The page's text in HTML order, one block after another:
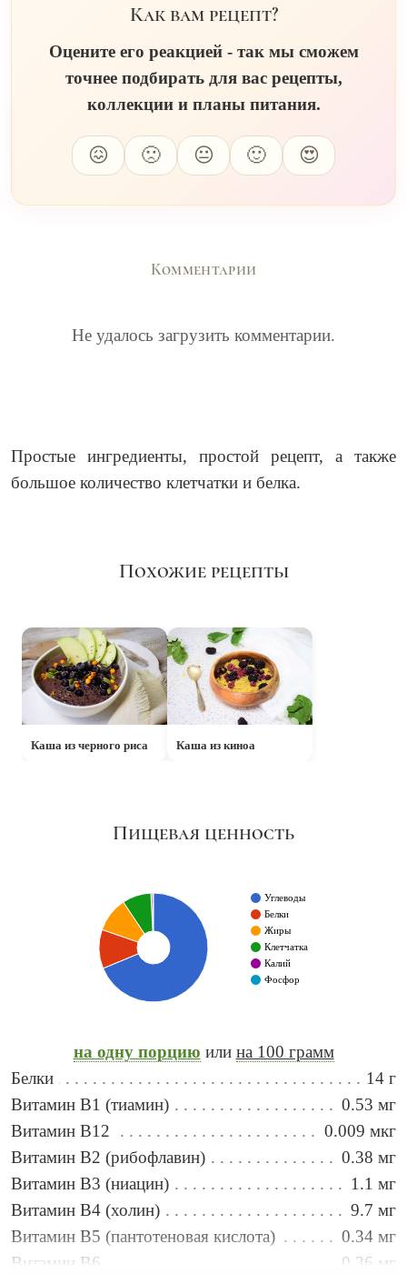
Как вам рецепт?
Оцените его реакцией - так мы сможем
точнее подбирать для вас рецепты,
коллекции и планы питания.
😖 🙁 😐 🙂 😍
Комментарии
Не удалось загрузить комментарии.
Простые ингредиенты, простой рецепт, а также
большое количество клетчатки и белка.
Похожие рецепты
Каша из черного риса Каша из киноа
Пищевая ценность
Углеводы
Белки
Жиры
Клетчатка
Калий
Фосфор
на одну порцию или на 100 грамм
Белки
14 г
Витамин B1 (тиамин)
0.53 мг
Витамин B12
0.009 мкг
Витамин B2 (рибофлавин)
0.38 мг
Витамин B3 (ниацин)
1.1 мг
Витамин B4 (холин)
9.7 мг
Витамин B5 (пантотеновая кислота)
0.34 мг
Витамин B6
0.36 мг